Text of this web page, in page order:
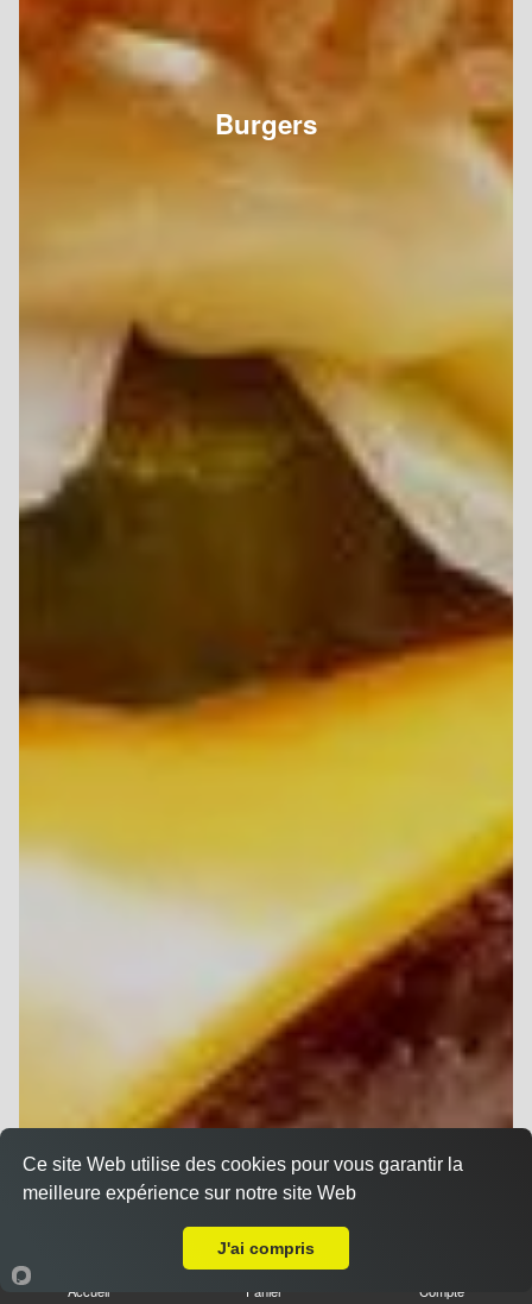
Burgers
Accueil Panier Compte
Ce site Web utilise des cookies pour vous garantir la
meilleure expérience sur notre site Web
J'ai compris